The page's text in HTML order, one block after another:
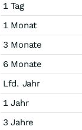
1 Tag
1 Monat
3 Monate
6 Monate
Lfd. Jahr
1 Jahr
3 Jahre